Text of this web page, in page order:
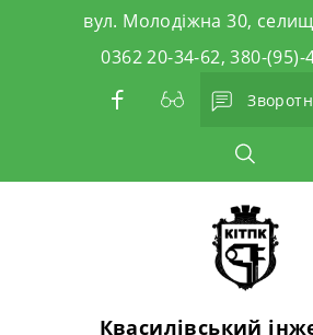
вул. Молодіжна 30,
0362 20-34-62, 380-(95)-
Квасилівський